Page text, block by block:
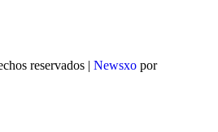
reservados | Newsxo por